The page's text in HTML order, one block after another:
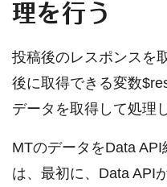
理を行う
投稿後のレスポンスを
後に取得できる変数
データを取得して処理
MTのデータをData
は、最初に、Data API